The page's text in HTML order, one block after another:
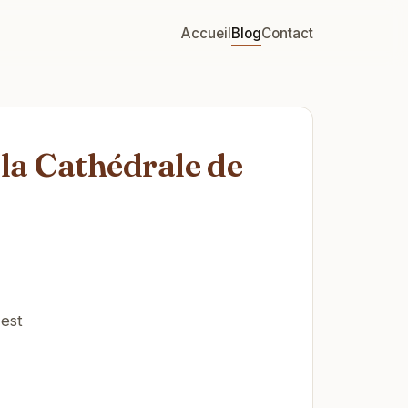
AccueilBlogContact
Cathédrale de